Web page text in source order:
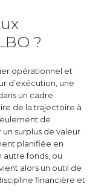
?
opérationnel et
d’exécution, une
un cadre
de la trajectoire à
de
un surplus de valeur
planifiée en
autre fonds, ou
alors un outil de
financière et